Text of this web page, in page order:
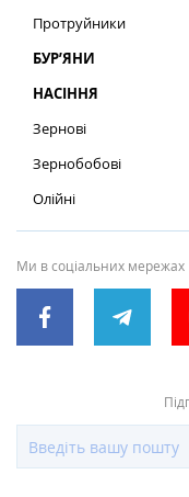
Протруйники
БУР’ЯНИ
НАСІННЯ
Зернові
Зернобобові
Олійні
Ми в соціальних мережах